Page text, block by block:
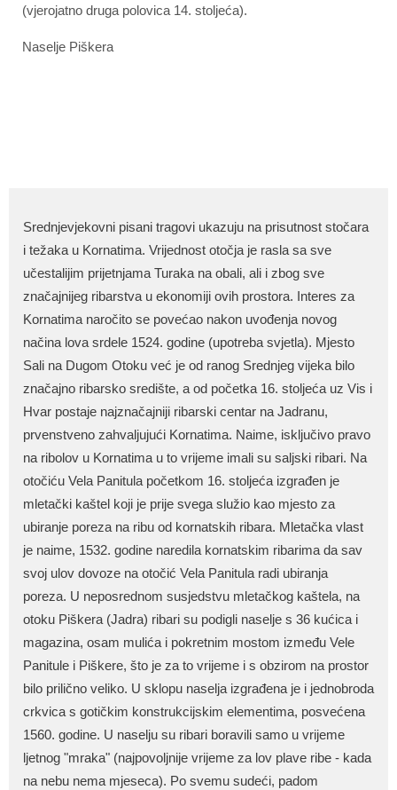
(vjerojatno druga polovica 14. stoljeća).
Naselje Piškera
Srednjevjekovni pisani tragovi ukazuju na prisutnost stočara
i težaka u Kornatima. Vrijednost otočja je rasla sa sve
učestalijim prijetnjama Turaka na obali, ali i zbog sve
značajnijeg ribarstva u ekonomiji ovih prostora. Interes za
Kornatima naročito se povećao nakon uvođenja novog
načina lova srdele 1524. godine (upotreba svjetla). Mjesto
Sali na Dugom Otoku već je od ranog Srednjeg vijeka bilo
značajno ribarsko središte, a od početka 16. stoljeća uz Vis i
Hvar postaje najznačajniji ribarski centar na Jadranu,
prvenstveno zahvaljujući Kornatima. Naime, isključivo pravo
na ribolov u Kornatima u to vrijeme imali su saljski ribari. Na
otočiću Vela Panitula početkom 16. stoljeća izgrađen je
mletački kaštel koji je prije svega služio kao mjesto za
ubiranje poreza na ribu od kornatskih ribara. Mletačka vlast
je naime, 1532. godine naredila kornatskim ribarima da sav
svoj ulov dovoze na otočić Vela Panitula radi ubiranja
poreza. U neposrednom susjedstvu mletačkog kaštela, na
otoku Piškera (Jadra) ribari su podigli naselje s 36 kućica i
magazina, osam mulića i pokretnim mostom između Vele
Panitule i Piškere, što je za to vrijeme i s obzirom na prostor
bilo prilično veliko. U sklopu naselja izgrađena je i jednobroda
crkvica s gotičkim konstrukcijskim elementima, posvećena
1560. godine. U naselju su ribari boravili samo u vrijeme
ljetnog "mraka" (najpovoljnije vrijeme za lov plave ribe - kada
na nebu nema mjeseca). Po svemu sudeći, padom